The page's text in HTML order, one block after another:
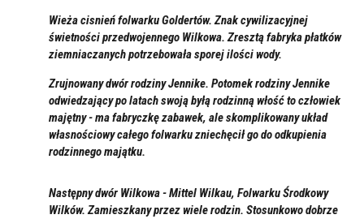
Wieża cisnień folwarku Goldertów. Znak cywilizacyjnej
świetności przedwojennego Wilkowa. Zresztą fabryka płatków
ziemniaczanych potrzebowała sporej ilości wody.
Zrujnowany dwór rodziny Jennike. Potomek rodziny Jennike
odwiedzający po latach swoją byłą rodzinną włość to człowiek
majętny - ma fabryczkę zabawek, ale skomplikowany układ
własnościowy całego folwarku zniechęcił go do odkupienia
rodzinnego majątku.
Następny dwór Wilkowa - Mittel Wilkau, Folwarku Środkowy
Wilków. Zamieszkany przez wiele rodzin. Stosunkowo dobrze